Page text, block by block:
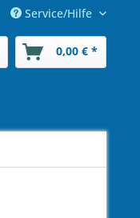
Service/Hilfe
0,00 € *